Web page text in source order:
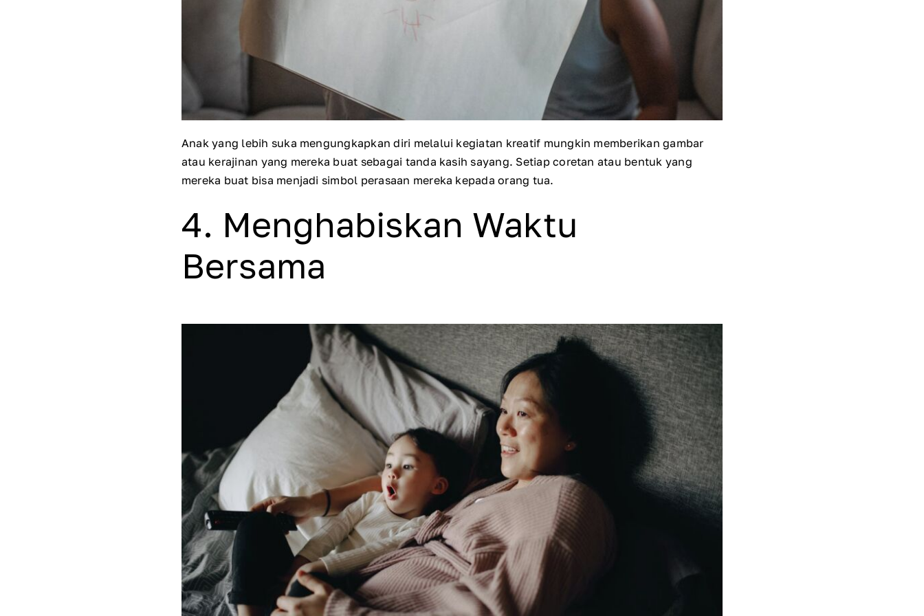
Anak yang lebih suka mengungkapkan diri melalui kegiatan kreatif mungkin memberikan gambar
atau kerajinan yang mereka buat sebagai tanda kasih sayang. Setiap coretan atau bentuk yang
mereka buat bisa menjadi simbol perasaan mereka kepada orang tua.
4. Menghabiskan Waktu
Bersama